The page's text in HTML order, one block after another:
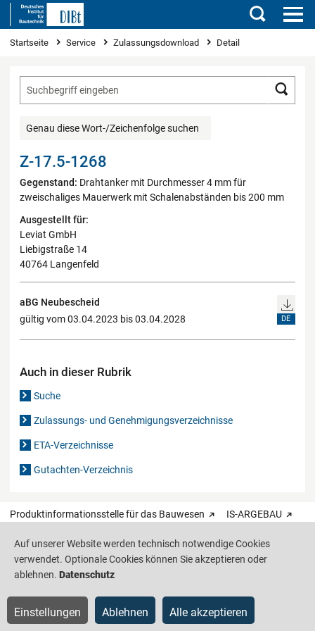
Suchen
Sie sind hier
Startseite Service Zulassungsdownload Detail
Genau diese Wort-/Zeichenfolge suchen
Z-17.5-1268
Gegenstand: Drahtanker mit Durchmesser 4 mm für
zweischaliges Mauerwerk mit Schalenabständen bis 200 mm
Ausgestellt für:
Leviat GmbH
Liebigstraße 14
40764 Langenfeld
aBG Neubescheid
gültig vom 03.04.2023 bis 03.04.2028
DE
Auch in dieser Rubrik
Suche
Zulassungs- und Genehmigungsverzeichnisse
ETA-Verzeichnisse
Gutachten-Verzeichnis
Produktinformationsstelle für das Bauwesen IS-ARGEBAU
Barrierefreiheit Datenschutz Impressum Sitemap
Auf unserer Website werden technisch notwendige Cookies
verwendet. Optionale Cookies können Sie akzeptieren oder
ablehnen. Datenschutz
Einstellungen Ablehnen Alle akzeptieren